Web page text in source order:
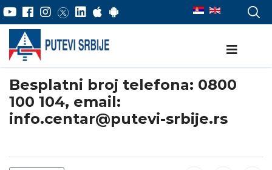
Besplatni broj telefona: 0800
100 104, email:
info.centar@putevi-srbije.rs